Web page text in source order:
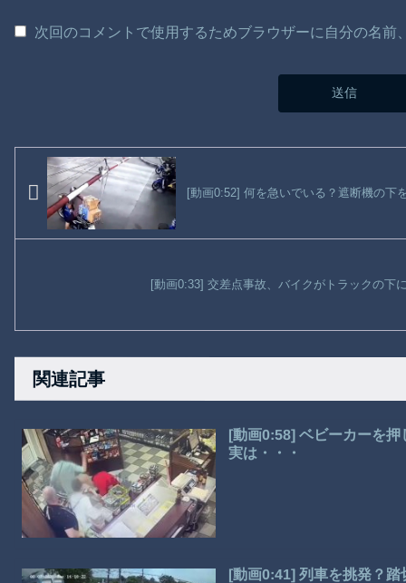
次回のコメントで使用するためブラウザーに自分の名
[動画0:52] 何を急いでいる？遮断機の下
[動画0:33] 交差点事故、バイクがトラックの下
関連記事
[動画0:58] ベビーカーを
実は・・・
[動画0:41] 列車を挑発？